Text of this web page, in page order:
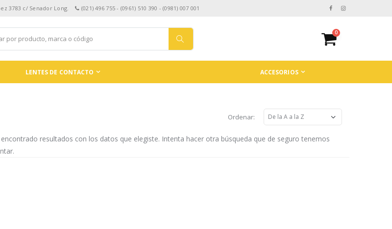
3783 c/ Senador Long. (021) 496 755 - (0961) 510 390 - (0981) 007 001
0
LENTES DE CONTACTO ACCESORIOS
Ordenar:
resultados con los datos que elegiste. Intenta hacer otra búsqueda que de seguro tenemos